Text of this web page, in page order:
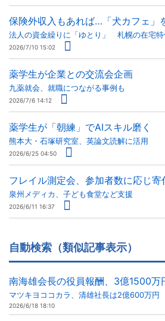
保険外収入もあれば…「犬カフェ」
法人の資金繰りに「ゆとり」 札幌の在宅特
2026/7/10 15:02
薬学生が企業との交流会企画
九薬就会、就職につながる事例も
2026/7/6 14:12
薬学生が「朝練」でAIスキル磨く
熊本大・石塚研究室、英論文読解に活用
2026/6/25 04:50
フレイル測定会、参加者数に応じ寄
泉州メディカ、子ども食堂など支援
2026/6/11 16:37
自動検索（類似記事表示）
南海雄会長の役員報酬、3億1500万
マツキヨココカラ、清雄社長は2億600万円
2026/6/18 18:10